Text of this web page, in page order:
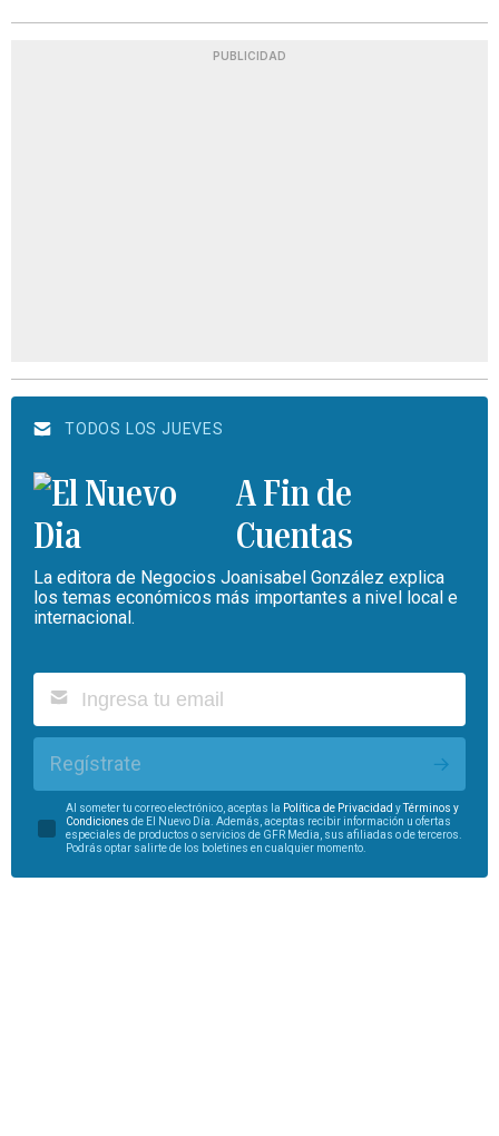
PUBLICIDAD
TODOS LOS JUEVES
A Fin de
Cuentas
La editora de Negocios Joanisabel González explica
los temas económicos más importantes a nivel local e
internacional.
Regístrate
Al someter tu correo electrónico, aceptas la Política de Privacidad yTérminos y
Condiciones de El Nuevo Día. Además, aceptas recibir información u ofertas
especiales de productos o servicios de GFR Media, sus afiliadas o de terceros.
Podrás optar salirte de los boletines en cualquier momento.